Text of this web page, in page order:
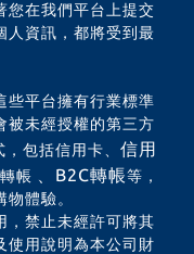
您在我們平台上提交
人資訊，都將受到最
些平台擁有行業標準
被未經授權的第三方
包括信用卡、 信用
帳 、B2C轉帳等，
體驗。
，禁止未經許可將其
使用說明為本公司財